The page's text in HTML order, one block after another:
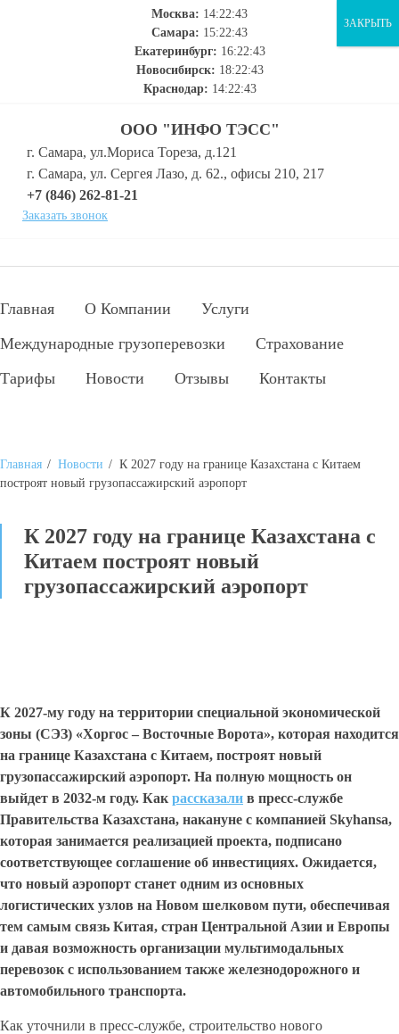
Москва: 14:22:44
Самара: 15:22:44
Екатеринбург: 16:22:44
Новосибирск: 18:22:44
Краснодар: 14:22:44
ООО "ИНФО ТЭСС"
г. Самара, ул.Мориса Тореза, д.121
г. Самара, ул. Сергея Лазо, д. 62., офисы 210, 217
+7 (846) 262-81-21
Заказать звонок
Главная О Компании
Услуги
Международные грузоперевозки
Страхование
Тарифы
Новости Отзывы Контакты
Главная / Новости / К 2027 году на границе Казахстана с Китаем
построят новый грузопассажирский аэропорт
К 2027 году на границе Казахстана с
Китаем построят новый
грузопассажирский аэропорт
К 2027-му году на территории специальной экономической
зоны (СЭЗ) «Хоргос – Восточные Ворота», которая находится
на границе Казахстана с Китаем, построят новый
грузопассажирский аэропорт. На полную мощность он
выйдет в 2032-м году. Как рассказали в пресс-службе
Правительства Казахстана, накануне с компанией Skyhansa,
которая занимается реализацией проекта, подписано
соответствующее соглашение об инвестициях. Ожидается,
что новый аэропорт станет одним из основных
логистических узлов на Новом шелковом пути, обеспечивая
тем самым связь Китая, стран Центральной Азии и Европы
и давая возможность организации мультимодальных
перевозок с использованием также железнодорожного и
автомобильного транспорта.
Как уточнили в пресс-службе, строительство нового
ЗАКРЫТЬ